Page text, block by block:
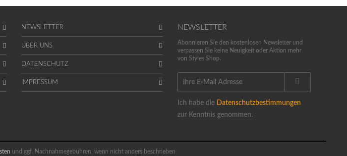
NEWSLETTER
ÜBER UNS
DATENSCHUTZ
IMPRESSUM
NEWSLETTER
Abonnieren Sie den kostenlosen Newsletter und
verpassen Sie keine Neuigkeit oder Aktion mehr
von Styles Shop.
Ich habe die Datenschutzbestimmungen
zur Kenntnis genommen.
und ggf. Nachnahmegebühren, wenn nicht anders beschrieben